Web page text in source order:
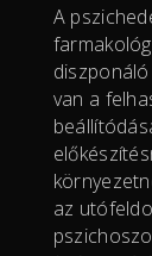
A
van a
az